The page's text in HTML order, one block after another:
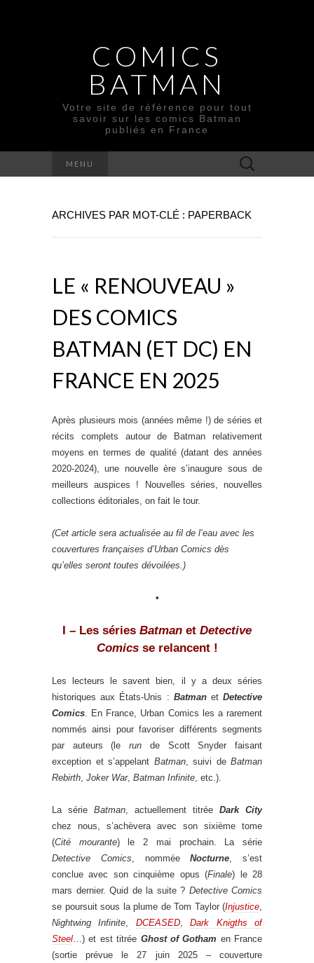
COMICS
BATMAN
Votre site de référence pour tout
savoir sur les comics Batman
publiés en France
MENU Rechercher :
ARCHIVES PAR MOT-CLÉ : PAPERBACK
LE « RENOUVEAU »
DES COMICS
BATMAN (ET DC) EN
FRANCE EN 2025
Après plusieurs mois (années même !) de séries et
récits complets autour de Batman relativement
moyens en termes de qualité (datant des années
2020-2024), une nouvelle ère s’inaugure sous de
meilleurs auspices ! Nouvelles séries, nouvelles
collections éditoriales, on fait le tour.
(Cet article sera actualisée au fil de l’eau avec les
couvertures françaises d’Urban Comics dès
qu’elles seront toutes dévoilées.)
•
I – Les séries Batman et Detective
Comicsse relancent !
Les lecteurs le savent bien, il y a deux séries
historiques aux États-Unis : Batman etDetective
Comics. En France, Urban Comics les a rarement
nommés ainsi pour favoriser différents segments
par auteurs (lerun de Scott Snyder faisant
exception et s’appelant Batman, suivi de Batman
Rebirth, Joker War, Batman Infinite, etc.).
La série Batman, actuellement titrée Dark City
chez nous, s’achèvera avec son sixième tome
(Cité mourante) le 2 mai prochain. La série
Detective Comics, nomméeNocturne, s’est
conclue avec son cinquième opus (Finale) le 28
mars dernier. Quid de la suite ? Detective Comics
se poursuit sous la plume de Tom Taylor (Injustice,
Nightwing Infinite, DCEASED,Dark Knigths of
Steel…) et est titrée Ghost of Gotham en France
(sortie prévue le 27 juin 2025 – couverture